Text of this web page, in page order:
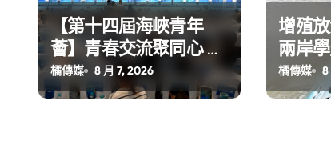
【第十四屆海峽青年
薈】青春交流聚同心 攜
手融合共奮進
橘傳媒 8 月 7, 2026
增殖
兩岸
環境
橘傳媒 8